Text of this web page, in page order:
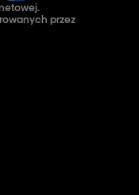
przez